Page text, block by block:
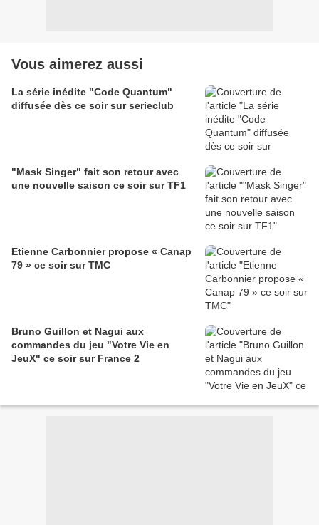
Vous aimerez aussi
La série inédite "Code Quantum"
diffusée dès ce soir sur serieclub
"Mask Singer" fait son retour avec
une nouvelle saison ce soir sur TF1
Etienne Carbonnier propose « Canap
79 » ce soir sur TMC
Bruno Guillon et Nagui aux
commandes du jeu "Votre Vie en
JeuX" ce soir sur France 2